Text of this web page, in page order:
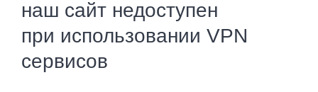
наш сайт недоступен
при использовании VPN
сервисов